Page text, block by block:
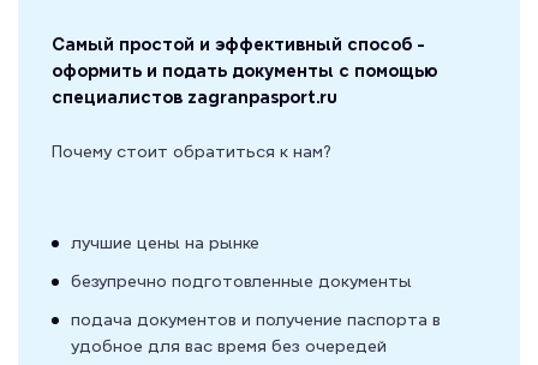
Самый простой и эффективный способ -
оформить и подать документы с помощью
специалистов zagranpasport.ru
Почему стоит обратиться к нам?
лучшие цены на рынке
безупречно подготовленные документы
подача документов и получение паспорта в
удобное для вас время без очередей